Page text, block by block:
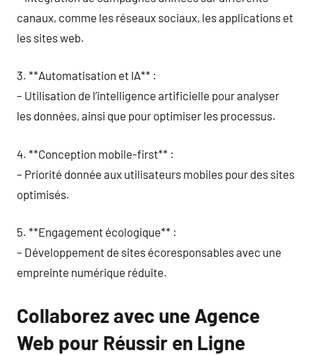
canaux, comme les réseaux sociaux, les applications et
les sites web.
3. **Automatisation et IA** :
– Utilisation de l’intelligence artificielle pour analyser
les données, ainsi que pour optimiser les processus.
4. **Conception mobile-first** :
– Priorité donnée aux utilisateurs mobiles pour des sites
optimisés.
5. **Engagement écologique** :
– Développement de sites écoresponsables avec une
empreinte numérique réduite.
Collaborez avec une Agence
Web pour Réussir en Ligne